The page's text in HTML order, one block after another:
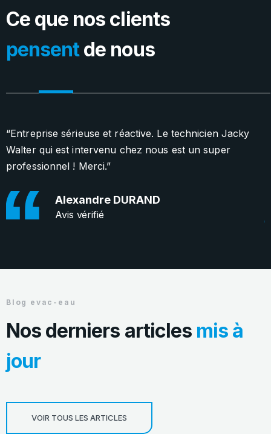
Ce que nos clients
pensentde nous
“Entreprise sérieuse et réactive. Le technicien Jacky
Walter qui est intervenu chez nous est un super
professionnel ! Merci.”
Alexandre DURAND
Avis vérifié
Blog evac-eau
Nos derniers articles mis à
jour
VOIR TOUS LES ARTICLES